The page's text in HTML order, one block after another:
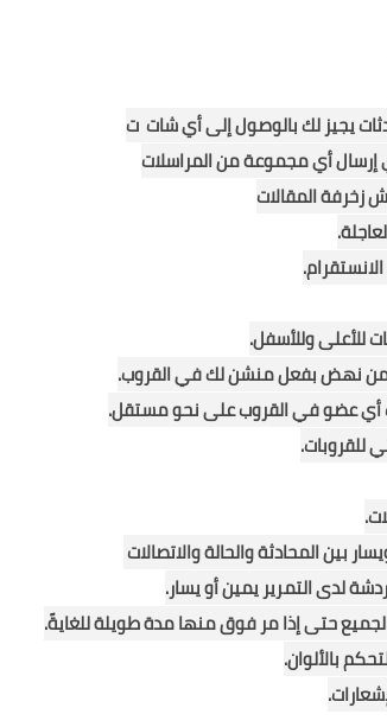
يجيز لك بالوصول إلى أي شات ت
إرسال أي مجموعة من المراسلات
زخرفة المقالات
للأعلى وللأسفل.
من نهض بفعل منشن لك في القروب.
أي عضو في القروب على نحو مستقل.
للقروبات.
بين المحادثة والحالة والاتصالات
لدى التمرير يمين أو يسار.
حتى إذا مر فوق منها مدة طويلة للغايةً.
بالألوان.